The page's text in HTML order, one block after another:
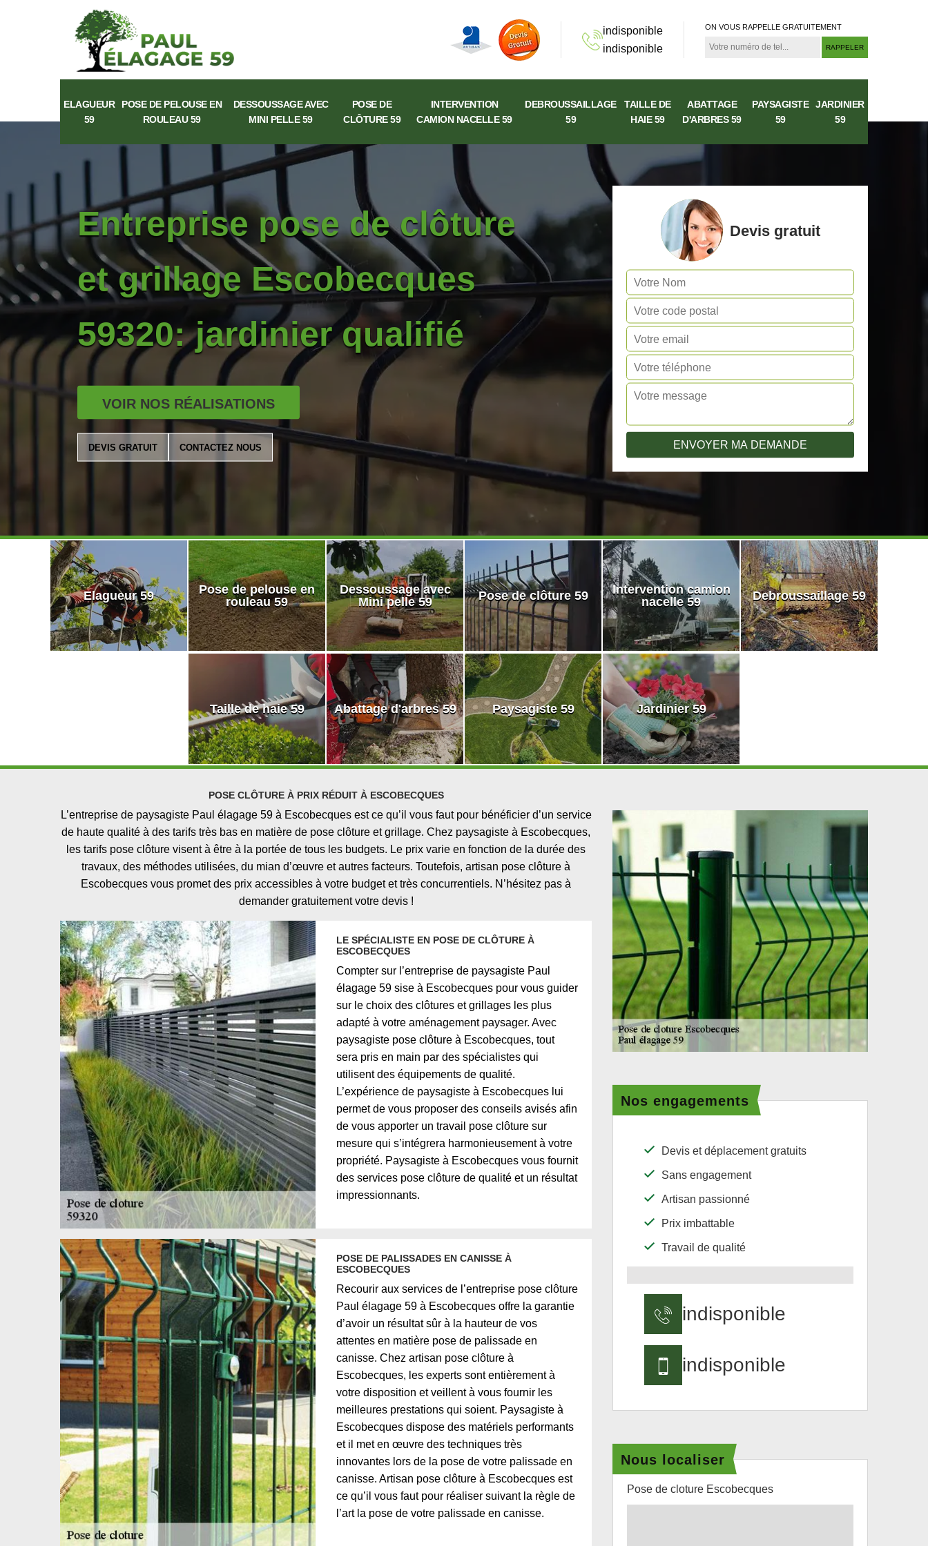
indisponible
indisponible
ON VOUS RAPPELLE GRATUITEMENT
ELAGUEUR
59
POSE DE PELOUSE EN
ROULEAU 59
DESSOUSSAGE AVEC
MINI PELLE 59
POSE DE
CLÔTURE 59
INTERVENTION
CAMION NACELLE 59
DEBROUSSAILLAGE
59
TAILLE DE
HAIE 59
ABATTAGE
D'ARBRES 59
PAYSAGISTE
59
JARDINIER
59
Entreprise pose de clôture
et grillage Escobecques
59320: jardinier qualifié
VOIR NOS RÉALISATIONS
DEVIS GRATUIT CONTACTEZ NOUS
Devis gratuit
Elagueur 59
Pose de pelouse en
rouleau 59
Dessoussage avec
Mini pelle 59
Pose de clôture 59
Intervention camion
nacelle 59
Debroussaillage 59
Taille de haie 59 Abattage d'arbres 59 Paysagiste 59 Jardinier 59
POSE CLÔTURE À PRIX RÉDUIT À ESCOBECQUES
L’entreprise de paysagiste Paul élagage 59 à Escobecques est ce qu’il vous faut pour bénéficier d’un service
de haute qualité à des tarifs très bas en matière de pose clôture et grillage. Chez paysagiste à Escobecques,
les tarifs pose clôture visent à être à la portée de tous les budgets. Le prix varie en fonction de la durée des
travaux, des méthodes utilisées, du mian d’œuvre et autres facteurs. Toutefois, artisan pose clôture à
Escobecques vous promet des prix accessibles à votre budget et très concurrentiels. N’hésitez pas à
demander gratuitement votre devis !
LE SPÉCIALISTE EN POSE DE CLÔTURE À
ESCOBECQUES
Compter sur l’entreprise de paysagiste Paul
élagage 59 sise à Escobecques pour vous guider
sur le choix des clôtures et grillages les plus
adapté à votre aménagement paysager. Avec
paysagiste pose clôture à Escobecques, tout
sera pris en main par des spécialistes qui
utilisent des équipements de qualité.
L’expérience de paysagiste à Escobecques lui
permet de vous proposer des conseils avisés afin
de vous apporter un travail pose clôture sur
mesure qui s’intégrera harmonieusement à votre
propriété. Paysagiste à Escobecques vous fournit
des services pose clôture de qualité et un résultat
impressionnants.
POSE DE PALISSADES EN CANISSE À
ESCOBECQUES
Recourir aux services de l’entreprise pose clôture
Paul élagage 59 à Escobecques offre la garantie
d’avoir un résultat sûr à la hauteur de vos
attentes en matière pose de palissade en
canisse. Chez artisan pose clôture à
Escobecques, les experts sont entièrement à
votre disposition et veillent à vous fournir les
meilleures prestations qui soient. Paysagiste à
Escobecques dispose des matériels performants
et il met en œuvre des techniques très
innovantes lors de la pose de votre palissade en
canisse. Artisan pose clôture à Escobecques est
ce qu’il vous faut pour réaliser suivant la règle de
l’art la pose de votre palissade en canisse.
Nos engagements
Devis et déplacement gratuits
Sans engagement
Artisan passionné
Prix imbattable
Travail de qualité
indisponible
indisponible
Nous localiser
Pose de cloture Escobecques